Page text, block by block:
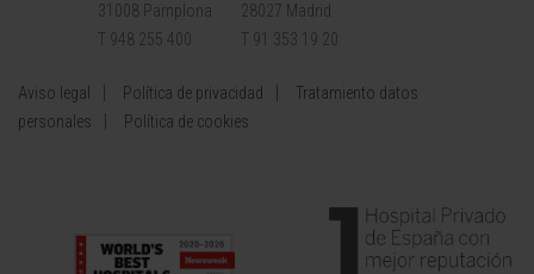
31008 Pamplona
T 948 255 400
28027 Madrid
T 91 353 19 20
Aviso legal Política de privacidad
Tratamiento datos
personales
Política de cookies